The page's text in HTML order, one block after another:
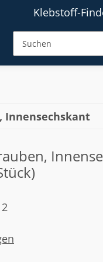
Klebstoff-
Innensechskant